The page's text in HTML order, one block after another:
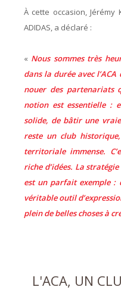
À cette occasion, Jérémy
ADIDAS, a déclaré :
« Nous sommes très
dans la durée avec l’ACA
nouer des partenariats
notion est essentielle :
solide, de bâtir une vraie
reste un club
territoriale immense.
riche d’idées. La
est un parfait exemple :
véritable outil
plein de belles choses à
L'ACA, UN